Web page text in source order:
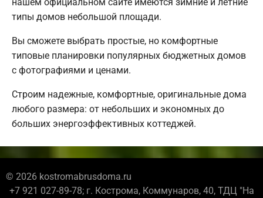
типы домов небольшой площади.
Вы сможете выбрать простые, но комфортные
типовые планировки популярных бюджетных домов
с фотографиями и ценами.
Строим надежные, комфортные, оригинальные дома
любого размера: от небольших и экономных до
больших энергоэффективных коттеджей.
© 2026 kostromabrusdoma.ru
+7 921 027-89-78; г. Кострома, Коммунаров, 40, ТДЦ "На